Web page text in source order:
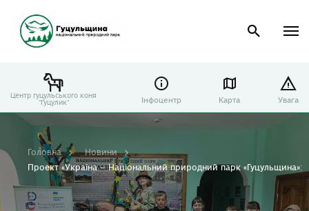
Центр гуцульського коня
"Гуцулик"
Інфоцентр Карта Увага
Головна
Новини
Проект «Україна – Національний природний парк «Гуцульщина»: